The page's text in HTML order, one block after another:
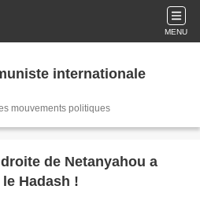
MENU
internationale
mouvements politiques
de Netanyahou a
Hadash !